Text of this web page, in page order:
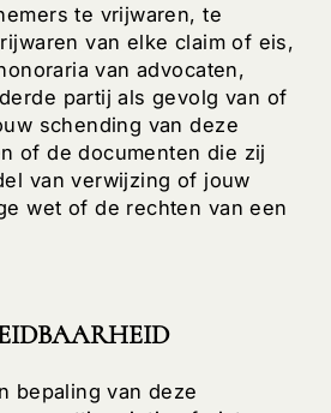
te vrijwaren, te
van elke claim of eis,
van advocaten,
partij als gevolg van of
schending van deze
of de documenten die zij
van verwijzing of jouw
wet of de rechten van een
bepaling van deze